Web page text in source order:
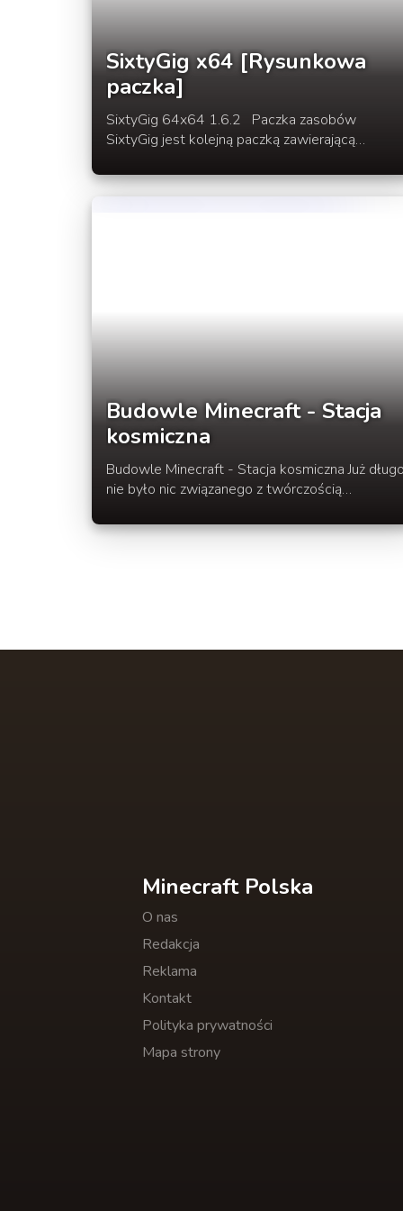
SixtyGig x64 [Rysunkowa
paczka]
SixtyGig 64x64 1.6.2 Paczka zasobów
SixtyGig jest kolejną paczką zawierającą
paczki są częsciowo zaciągnięte z tekstu
Faithful. Tekstury są w rozmiarze x64 dlatego
Budowle Minecraft - Stacja
kosmiczna
Budowle Minecraft - Stacja kosmiczna Już długo
nie było nic związanego z twórczością
Kosmicznej autorstwa carloooo. Cały projekt
Minecraft Polska
O nas
Redakcja
Reklama
Kontakt
Polityka prywatności
Mapa strony